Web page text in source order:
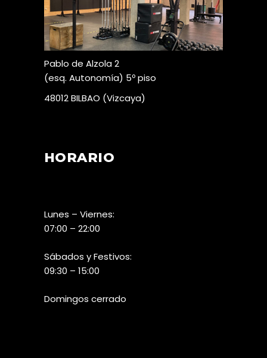
Pablo de Alzola 2
(esq. Autonomía) 5º piso
48012 BILBAO (Vizcaya)
HORARIO
Lunes – Viernes:
07:00 – 22:00
Sábados y Festivos:
09:30 – 15:00
Domingos cerrado